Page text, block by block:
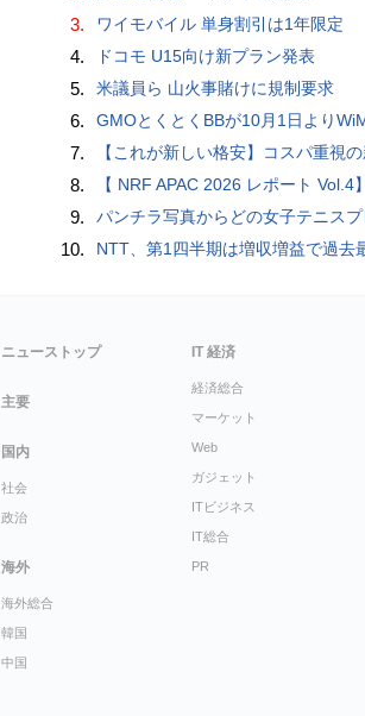
3. ワイモバイル 単身割引は1年限定
4. ドコモ U15向け新プラン発表
5. 米議員ら 山火事賭けに規制要求
6. GMOとくとくBBが10月1日よりWiMAXなど月額605円値上げ！全6種の重要変更
7. 【これが新しい格安】コスパ重視の新CPUを搭載した「 Beelink EQi Wildcat Lake Core 3 304」をレビューします。なんと10G
8. 【 NRF APAC 2026 レポート Vol.4】購入の瞬間に眠る価値 Transaction Momentとリテール
9. パンチラ写真からどの女子テニスプレーヤーのものなのか当てるクイズ「Tennis
10. NTT、第1四半期は増収増益で過去最高 IOWNや分散GPUの取り組
ニューストップ
主要
国内
社会
政治
海外
海外総合
韓国
中国
IT 経済
経済総合
マーケット
Web
ガジェット
ITビジネス
IT総合
PR